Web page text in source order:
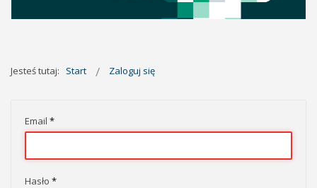
Jesteś tutaj: Start Zaloguj się
Email *
Hasło *